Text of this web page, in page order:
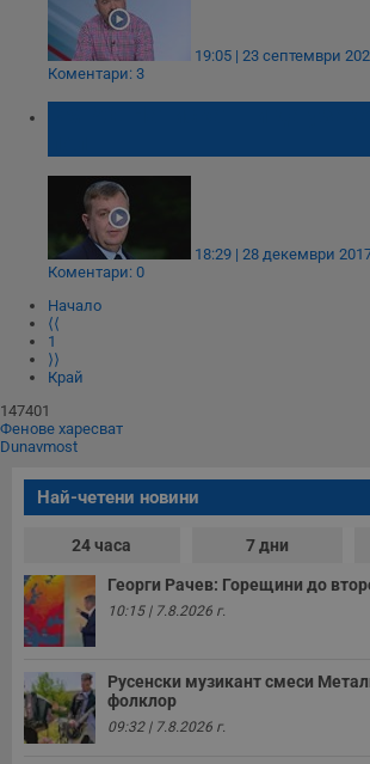
19:05 | 23 септември
Коментари: 3
18:29 | 28 декември
Коментари: 0
Начало
⟨⟨
1
⟩⟩
Край
147401
Фенове харесват
Dunavmost
Най-четени новини
24 часа 7 дни
Георги Рачев: Горещини до
10:15 | 7.8.2026 г.
Русенски музикант смеси
фолклор
09:32 | 7.8.2026 г.